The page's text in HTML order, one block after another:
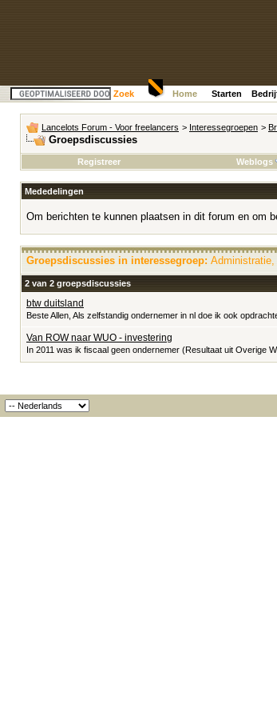
Zoek Home Starten
Lancelots Forum - Voor freelancers > Interessegroepen >
Groepsdiscussies
Registreer
Weblogs
Mededelingen
Om berichten te kunnen plaatsen in dit forum en om
Groepsdiscussies in interessegroep: Administratie,
2 van 2 groepsdiscussies
btw duitsland
Beste Allen, Als zelfstandig ondernemer in nl doe ik ook
Van ROW naar WUO - investering
In 2011 was ik fiscaal geen ondernemer (Resultaat uit Overige